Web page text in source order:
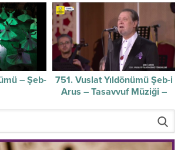
– Şeb-
751. Vuslat Yıldönümü Şeb-i
Arus – Tasavvuf Müziği –